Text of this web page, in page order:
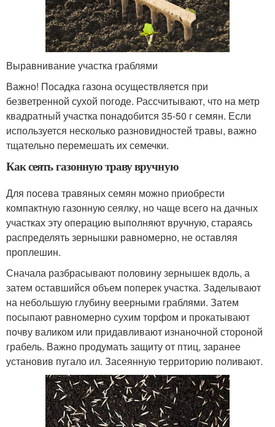
Выравнивание участка граблями
Важно! Посадка газона осуществляется при
безветренной сухой погоде. Рассчитывают, что на метр
квадратный участка понадобится 35-50 г семян. Если
используется несколько разновидностей травы, важно
тщательно перемешать их семечки.
Как сеять газонную траву вручную
Для посева травяных семян можно приобрести
компактную газонную сеялку, но чаще всего на дачных
участках эту операцию выполняют вручную, стараясь
распределять зернышки равномерно, не оставляя
проплешин.
Сначала разбрасывают половину зернышек вдоль, а
затем оставшийся объем поперек участка. Заделывают
на небольшую глубину веерными граблями. Затем
посыпают равномерно сухим торфом и прокатывают
почву валиком или придавливают изнаночной стороной
грабель. Важно продумать защиту от птиц, заранее
установив пугало ил. Засеянную территорию поливают.